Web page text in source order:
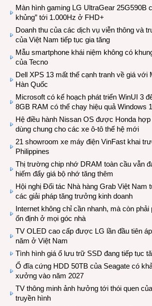
Màn hình gaming LG UltraGear 25G590B
khủng” tới 1.000Hz ở FHD+
Doanh thu của các dịch vụ viễn thông và
của Việt Nam tiếp tục gia tăng
Mẫu smartphone khái niệm không có
của Tecno
Dell XPS 13 mất thế cạnh tranh về giá với
Hàn Quốc
Microsoft có kế hoạch phát triển WinUI 3
8GB RAM có thể chạy hiệu quả Windows
Hệ điều hành Nissan OS được Honda hợp
dùng chung cho các xe ô-tô thế hệ mới
21 showroom xe máy điện VinFast khai
Philippines
Thị trường chip nhớ DRAM toàn cầu vẫn
hiếm đẩy giá bộ nhớ tăng thêm
Hội nghị Đối tác Nhà hàng Grab Việt Nam
các giải pháp tăng trưởng kinh doanh
Internet không chỉ cần nhanh, mà còn phải
ổn định ở mọi góc nhà
TV OLED cao cấp được LG lần đầu tiên
năm ở Việt Nam
Tình hình giá ổ lưu trữ SSD đang tiếp tục
Ổ đĩa cứng HDD 50TB của Seagate có
xưởng vào năm 2027
TV thông minh ảnh hưởng tới thói quen
truyền hình